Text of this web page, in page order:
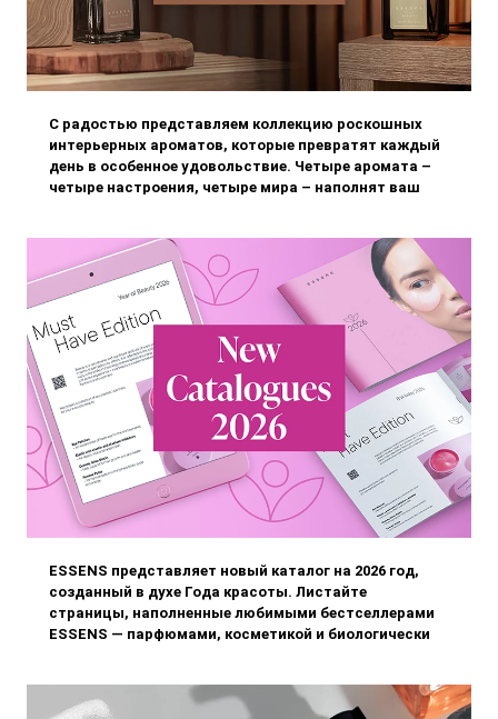
С радостью представляем коллекцию роскошных
интерьерных ароматов, которые превратят каждый
день в особенное удовольствие. Четыре аромата –
четыре настроения, четыре мира – наполнят ваш
ESSENS представляет новый каталог на 2026 год,
созданный в духе Года красоты. Листайте
страницы, наполненные любимыми бестселлерами
ESSENS — парфюмами, косметикой и биологически